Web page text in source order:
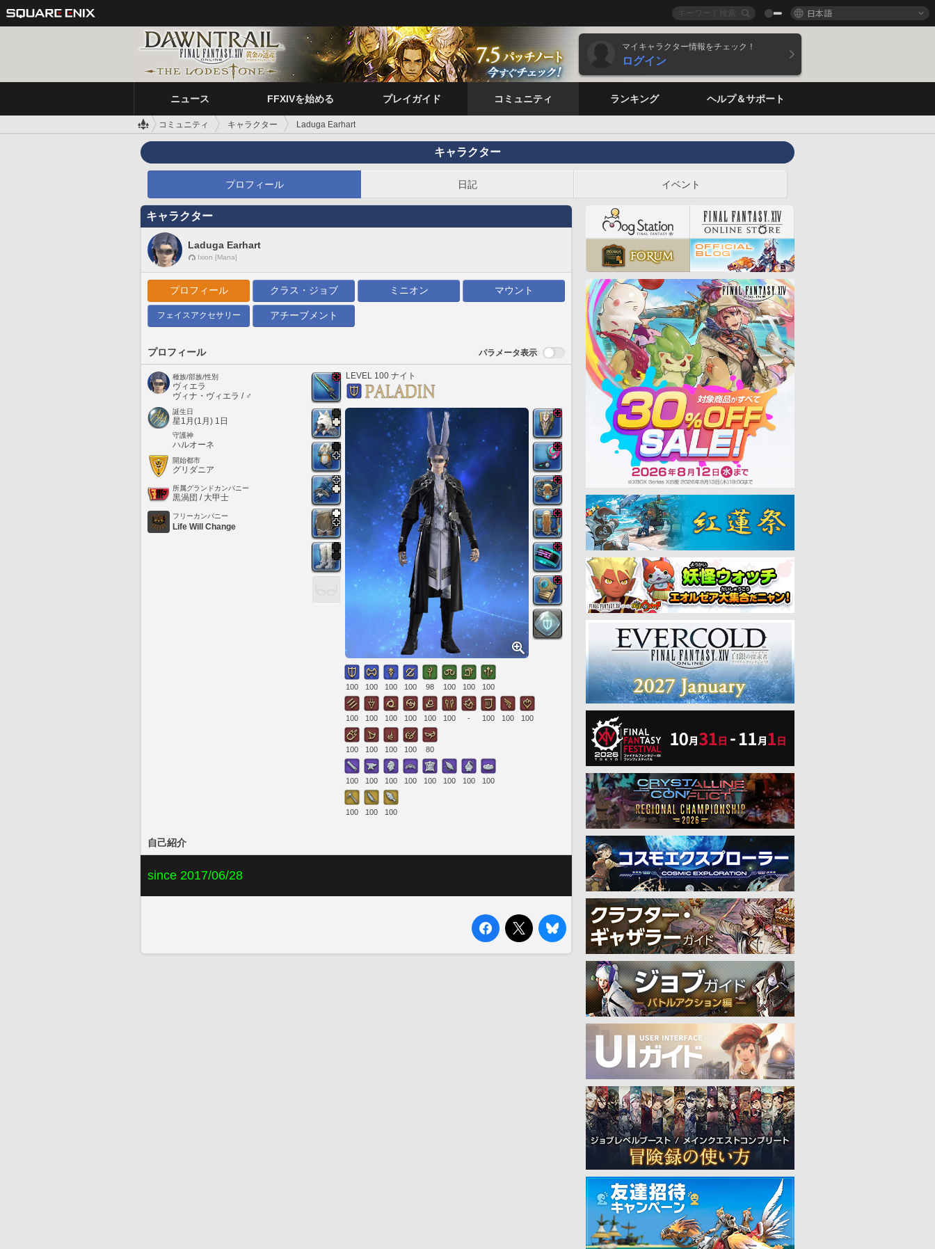
日本語
マイキャラクター情報をチェック！
ログイン
ニュース FFXIVを始める プレイガイド コミュニティ ランキング ヘルプ＆サポート
コミュニティ キャラクター Laduga Earhart
キャラクター
プロフィール 日記 イベント
キャラクター
Laduga Earhart
Ixion [Mana]
プロフィール クラス・ジョブ ミニオン マウント
フェイスアクセサリー アチーブメント
プロフィール パラメータ表示
種族/部族/性別
ヴィエラ
ヴィナ・ヴィエラ / ♂
誕生日
星1月(1月) 1日
守護神
ハルオーネ
開始都市
グリダニア
所属グランドカンパニー
黒渦団 / 大甲士
フリーカンパニー
Life Will Change
LEVEL 100 ナイト
100 100 100 100 98 100 100 100
100 100 100 100 100 100 - 100 100 100
100 100 100 100 80
100 100 100 100 100 100 100 100
100 100 100
自己紹介
since 2017/06/28